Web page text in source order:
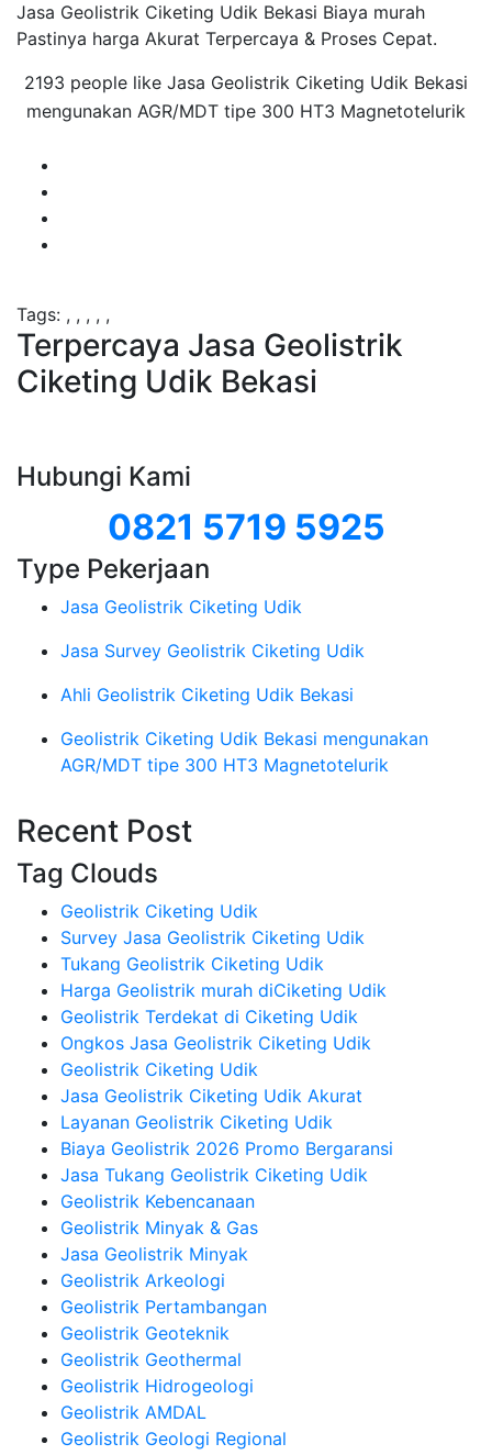
Jasa Geolistrik Ciketing Udik Bekasi Biaya murah
Pastinya harga Akurat Terpercaya & Proses Cepat.
2193 people like Jasa Geolistrik Ciketing Udik Bekasi
mengunakan AGR/MDT tipe 300 HT3 Magnetotelurik
Tags: , , , , ,
Terpercaya Jasa Geolistrik
Ciketing Udik Bekasi
Hubungi Kami
0821 5719 5925
Type Pekerjaan
Jasa Geolistrik Ciketing Udik
Jasa Survey Geolistrik Ciketing Udik
Ahli Geolistrik Ciketing Udik Bekasi
Geolistrik Ciketing Udik Bekasi mengunakan
AGR/MDT tipe 300 HT3 Magnetotelurik
Recent Post
Tag Clouds
Geolistrik Ciketing Udik
Survey Jasa Geolistrik Ciketing Udik
Tukang Geolistrik Ciketing Udik
Harga Geolistrik murah diCiketing Udik
Geolistrik Terdekat di Ciketing Udik
Ongkos Jasa Geolistrik Ciketing Udik
Geolistrik Ciketing Udik
Jasa Geolistrik Ciketing Udik Akurat
Layanan Geolistrik Ciketing Udik
Biaya Geolistrik 2026 Promo Bergaransi
Jasa Tukang Geolistrik Ciketing Udik
Geolistrik Kebencanaan
Geolistrik Minyak & Gas
Jasa Geolistrik Minyak
Geolistrik Arkeologi
Geolistrik Pertambangan
Geolistrik Geoteknik
Geolistrik Geothermal
Geolistrik Hidrogeologi
Geolistrik AMDAL
Geolistrik Geologi Regional